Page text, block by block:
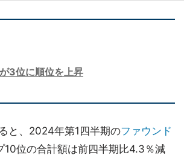
3位に順位を上昇
と、2024年第1四半期のファウンド
10位の合計額は前四半期比4.3％減